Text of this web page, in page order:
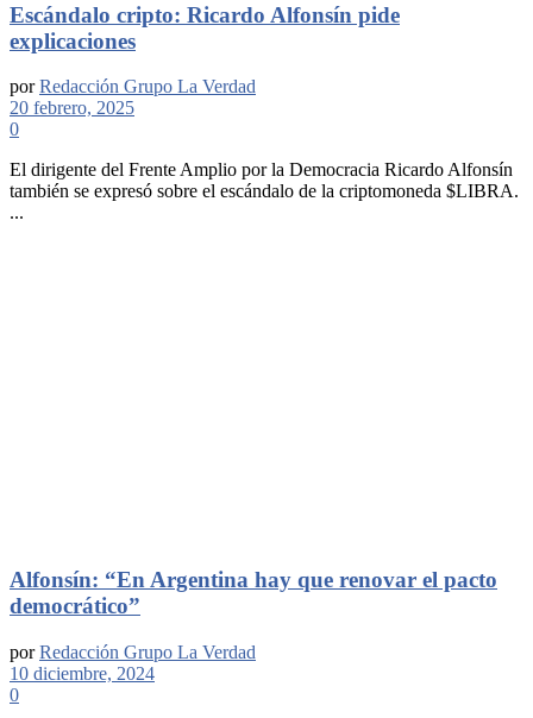
Escándalo cripto: Ricardo Alfonsín pide
explicaciones
por Redacción Grupo La Verdad
20 febrero, 2025
0
El dirigente del Frente Amplio por la Democracia Ricardo Alfonsín
también se expresó sobre el escándalo de la criptomoneda $LIBRA.
...
Alfonsín: “En Argentina hay que renovar el pacto
democrático”
por Redacción Grupo La Verdad
10 diciembre, 2024
0